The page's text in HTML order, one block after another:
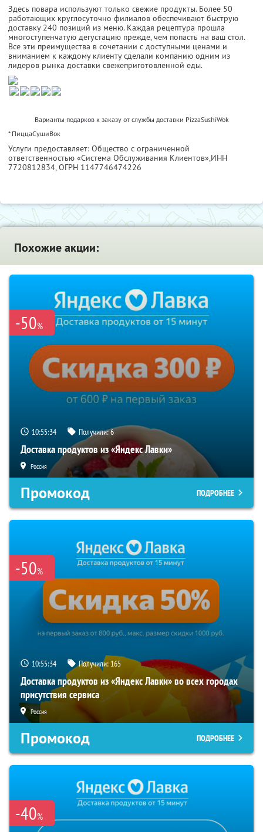
Здесь повара используют только свежие продукты. Более 50
работающих круглосуточно филиалов обеспечивают быструю
доставку 240 позиций из меню. Каждая рецептура прошла
многоступенчатую дегустацию прежде, чем попасть на ваш стол.
Все эти преимущества в сочетании с доступными ценами и
вниманием к каждому клиенту сделали компанию одним из
лидеров рынка доставки свежеприготовленной еды.
Варианты подарков к заказу от службы доставки PizzaSushiWok
* ПиццаСушиВок
Услуги предоставляет: Общество с ограниченной
ответственностью «Система Обслуживания Клиентов»,ИНН
7720812834, ОГРН 1147746474226
Похожие акции:
-50%
10:55:33 Получили:6
Доставка продуктов из «Яндекс Лавки»
Россия
Промокод ПОДРОБНЕЕ
-50%
10:55:33 Получили: 165
Доставка продуктов из «Яндекс Лавки» во всех городах
присутствия сервиса
Россия
Промокод ПОДРОБНЕЕ
-40%